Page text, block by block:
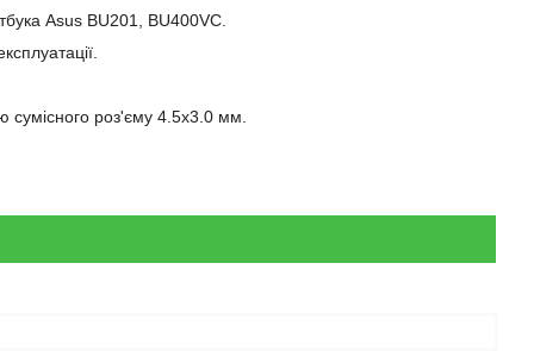
Asus BU201, BU400VC.
сумісного роз'єму 4.5x3.0 мм.